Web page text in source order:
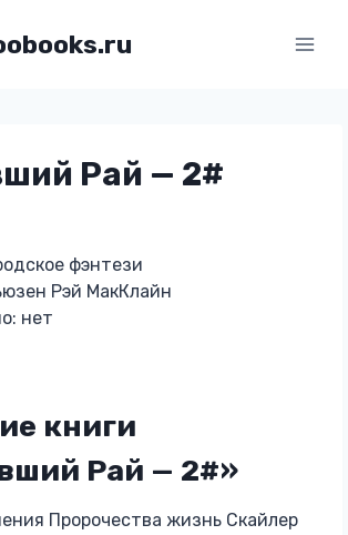
Рай — 2#
фэнтези
Рэй МакКлайн
нет
книги
Рай — 2#»
Пророчества жизнь Скайлер